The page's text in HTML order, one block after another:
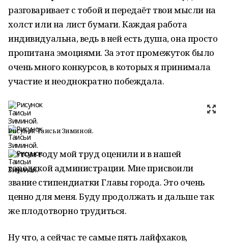
разговаривает с тобой и передаёт твои мысли на
холст или на лист бумаги. Каждая работа
индивидуальна, ведь в ней есть душа, она просто
пропитана эмоциями. За этот промежуток было
очень много конкурсов, в которых я принимала
участие и неоднократно побеждала.
Рисунок Таисьи Зиминой.
В этом году мой труд оценили и в нашей
городской администрации. Мне присвоили
звание стипендиатки Главы города. Это очень
ценно для меня. Буду продолжать и дальше так
же плодотворно трудиться.
Ну что, а сейчас те самые пять лайфхаков,